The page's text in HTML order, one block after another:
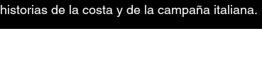
historias de la costa y de la campaña italiana.